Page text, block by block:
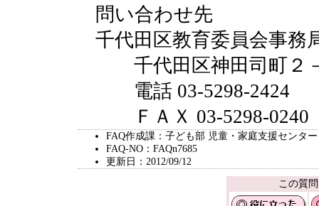
問い合わせ先
千代田区教育委員会事務
千代田区神田司町２
電話 03-5298-2424
ＦＡＸ 03-5298-0240
FAQ作成課：子ども部 児童・家庭支援センター
FAQ-NO：FAQn7685
更新日：2012/09/12
この質